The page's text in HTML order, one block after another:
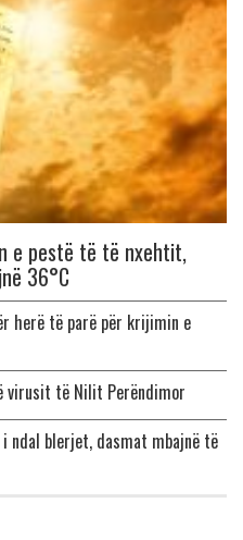
e pestë të të nxehtit,
36°C
herë të parë për krijimin e
virusit të Nilit Perëndimor
ndal blerjet, dasmat mbajnë të